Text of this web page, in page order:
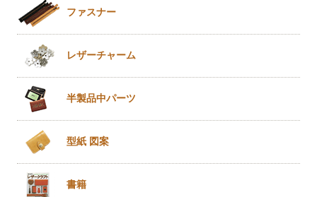
ファスナー
レザーチャーム
半製品中パーツ
型紙 図案
書籍